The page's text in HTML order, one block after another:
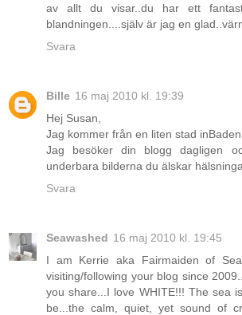
av allt du visar..du har ett
blandningen....själv är jag en
Svara
Bille 16 maj 2010 kl. 19:39
Hej Susan,
Jag kommer från en liten stad
Jag besöker din blogg dagligen
underbara bilderna du älskar
Svara
Seawashed 16 maj 2010 kl. 19:45
I am Kerrie aka Fairmaiden of
visiting/following your blog since
you share...I love WHITE!!! The sea
be...the calm, quiet, yet sound of